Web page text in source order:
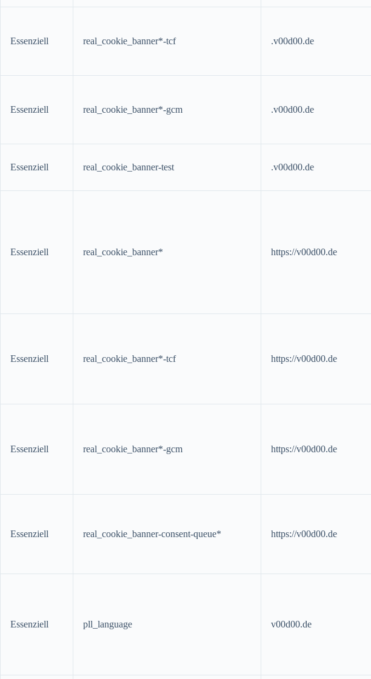
Essenziell real_cookie_banner*-tcf .v00d00.de
Essenziell real_cookie_banner*-gcm .v00d00.de
Essenziell real_cookie_banner-test .v00d00.de
Essenziell real_cookie_banner* https://v00d00.de
Essenziell real_cookie_banner*-tcf https://v00d00.de
Essenziell real_cookie_banner*-gcm https://v00d00.de
Essenziell real_cookie_banner-consent-queue* https://v00d00.de
Essenziell pll_language v00d00.de